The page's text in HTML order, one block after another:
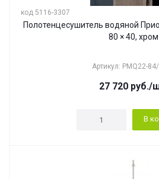
код 5116-3307
Полотенцесушитель водяной
80 × 40, хром
Артикул: PMQ22-
27 720руб./
В